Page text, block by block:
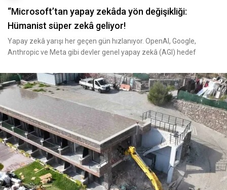
“Microsoft’tan yapay zekâda yön değişikliği:
Hümanist süper zekâ geliyor!
Yapay zekâ yarışı her geçen gün hızlanıyor. OpenAI, Google,
Anthropic ve Meta gibi devler genel yapay zekâ (AGI) hedef